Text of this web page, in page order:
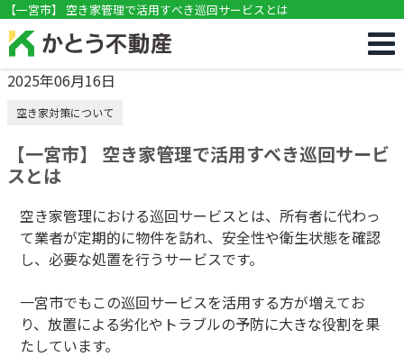
!DOCTYPE html>
【一宮市】 空き家管理で活用すべき巡回サービスとは
2025年06月16日
空き家対策について
【一宮市】 空き家管理で活用すべき巡回サービ
スとは
空き家管理における巡回サービスとは、所有者に代わっ
て業者が定期的に物件を訪れ、安全性や衛生状態を確認
し、必要な処置を行うサービスです。
一宮市でもこの巡回サービスを活用する方が増えてお
り、放置による劣化やトラブルの予防に大きな役割を果
たしています。